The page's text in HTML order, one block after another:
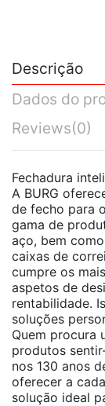
Descrição
Dados do
Reviews(0)
Fechadura
A BURG
de fecho para
gama de
aço, bem
caixas de
cumpre os
aspetos de
rentabilidade.
soluções
Quem procura
produtos
nos 130 anos
oferecer a
solução ideal